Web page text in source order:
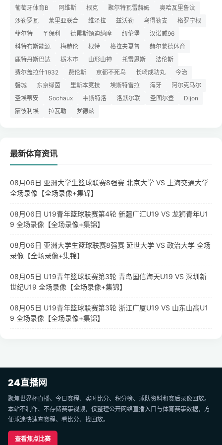
葡萄牙体育B
阿维斯 根克 聚尔特瓦雷赫姆
奥哈瓦里鲁汶
沙勒罗瓦
莱里亚联合 维泽拉 兹沃勒 乌得勒支
格罗宁根
菲尔特
圣保利 德累斯顿迪纳摩 纽伦堡
汉诺威96
科特布斯能源
梅赫伦 根特 格拉夫夏普
赫尔蒙德体育
鹿特丹斯巴达
栃木市 山形山神 托雷恩斯
法伦斯
费尔盖拉什1932
费伦斯 京都不死鸟 长崎成功丸
今治
磐城
东京绿茵 里斯本竞技 埃斯特雷拉 海牙
阿尔克马尔
圣埃蒂安
Sochaux 韦斯特洛 洛默尔联 圣图尔登
Dijon
蒙彼利埃
拉瓦勒 罗德兹
最新体育资讯
08月06日 亚洲大学生篮球联赛8强赛 北京大学 VS 上海交通大学
全场录像【全场录像+集锦】
08月06日 U19青年篮球联赛第4轮 新疆广汇U19 VS 龙狮青年U1
9 全场录像【全场录像+集锦】
08月06日 亚洲大学生篮球联赛8强赛 延世大学 VS 政治大学 全场
录像【全场录像+集锦】
08月05日 U19青年篮球联赛第3轮 青岛国信海天U19 VS 深圳新
世纪U19 全场录像【全场录像+集锦】
08月05日 U19青年篮球联赛第3轮 浙江广厦U19 VS 山东山高U1
9 全场录像【全场录像+集锦】
24直播网
聚焦世界杯直播、今日赛程、实时比分、积分榜、球队资料和赛后录像回放。
本站不制作、不存储赛事视频，仅整理公开网络直播入口与体育赛事数据，方
便球迷快速查赛程、看比分、找回放。
查看焦点比赛